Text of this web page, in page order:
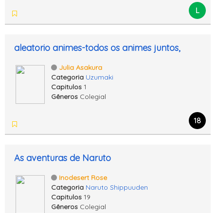
L
aleatorio animes-todos os animes juntos,
Julia Asakura
Categoria Uzumaki
Capitulos 1
Gêneros Colegial
18
As aventuras de Naruto
Inodesert Rose
Categoria Naruto Shippuuden
Capitulos 19
Gêneros Colegial